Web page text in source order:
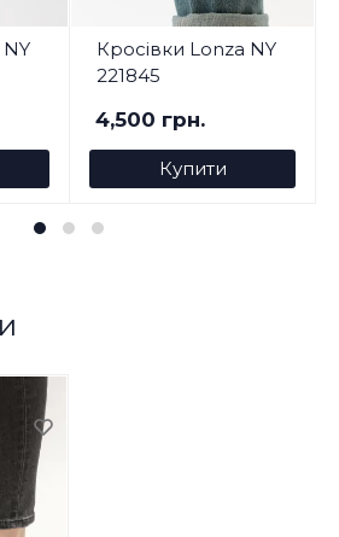
Кросівки Lonza NY
221845
4,500 грн.
Купити